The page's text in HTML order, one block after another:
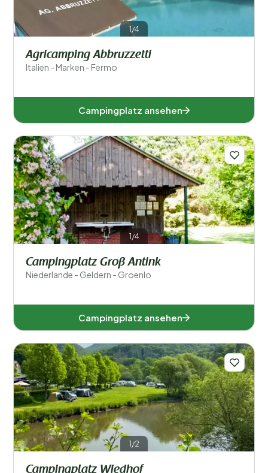
1/4
Agricamping Abbruzzetti
Italien - Marken - Fermo
Campingplatz ansehen
1/4
Campingplatz Groß Antink
Niederlande - Geldern - Groenlo
Campingplatz ansehen
1/2
Campingplatz Wiedhof